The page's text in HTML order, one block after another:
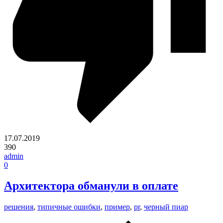
17.07.2019
390
admin
0
Архитектора обманули в оплате
решения, типичные ошибки, пример, pr, черный пиар